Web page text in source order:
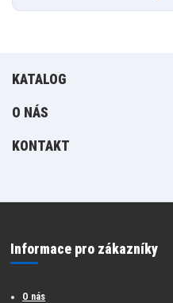
KATALOG
O NÁS
KONTAKT
Informace pro zákazníky
O nás